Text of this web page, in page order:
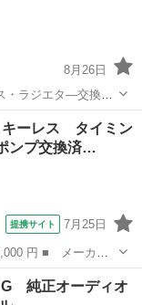
8月26日
・ラジエタ―交換
走行距離:...
ーレス タイミン
ンプ交換済…
提携サイト 7月25日
ード名： Ｇ キ
交換済 パワーステ
G 純正オーディオ